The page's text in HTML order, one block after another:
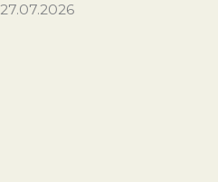
27.07.2026